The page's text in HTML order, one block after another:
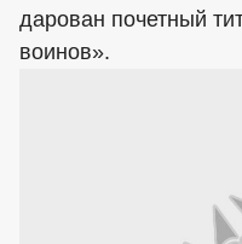
дарован почетный
воинов».